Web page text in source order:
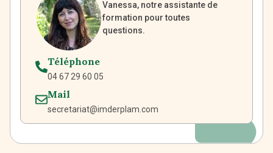
Vanessa, notre assistante de
formation pour toutes
questions.
Téléphone
04 67 29 60 05
Mail
secretariat@imderplam.com